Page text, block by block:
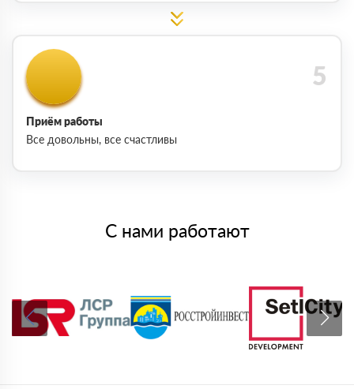
Приём работы
Все довольны, все счастливы
С нами работают